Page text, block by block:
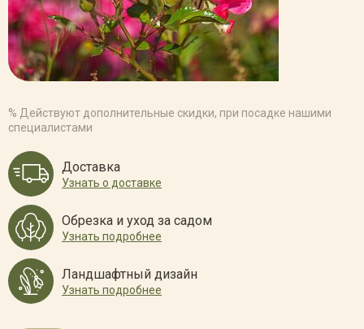
% Действуют дополнительные скидки, при посадке нашими
специалистами
Доставка
Узнать о доставке
Обрезка и уход за садом
Узнать подробнее
Ландшафтный дизайн
Узнать подробнее